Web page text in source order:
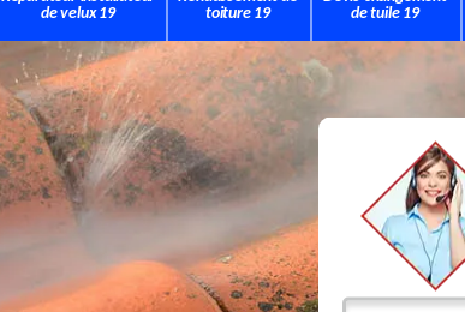
de velux 19
toiture 19
de tuile 19